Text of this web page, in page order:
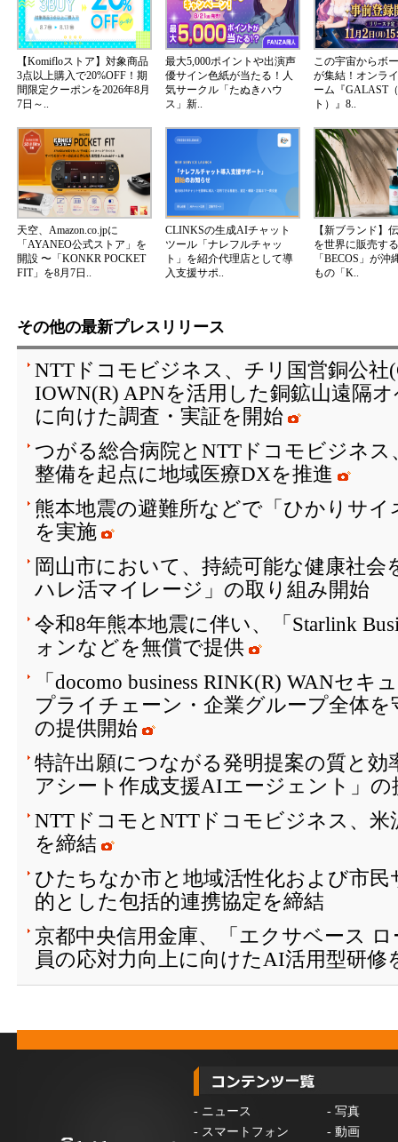
【Komifloストア】対象商品
3点以上購入で20%OFF！期
間限定クーポンを2026年8月
7日～..
最大5,000ポイントや出演声
優サイン色紙が当たる！人
気サークル「たぬきハウ
ス」新..
この宇宙からボ
が集結！オンラ
ーム『GALAST
ト）』8..
天空、Amazon.co.jpに
「AYANEO公式ストア」を
開設 〜「KONKR POCKET
FIT」を8月7日..
CLINKSの生成AIチャット
ツール「ナレフルチャッ
ト」を紹介代理店として導
入支援サポ..
【新ブランド】
を世界に販売す
「BECOS」が沖
もの「K..
その他の最新プレスリリース
NTTドコモビジネス、チリ国営銅公社
IOWN(R) APNを活用した銅鉱山遠隔
に向けた調査・実証を開始
つがる総合病院とNTTドコモビジネ
整備を起点に地域医療DXを推進
熊本地震の避難所などで「ひかりサ
を実施
岡山市において、持続可能な健康社
ハレ活マイレージ」の取り組み開始
令和8年熊本地震に伴い、「Starlink
ォンなどを無償で提供
「docomo business RINK(R) WANセ
プライチェーン・企業グループ全体を
の提供開始
特許出願につながる発明提案の質と効
アシート作成支援AIエージェント」の
NTTドコモとNTTドコモビジネス、米
を締結
ひたちなか市と地域活性化および市
的とした包括的連携協定を締結
京都中央信用金庫、「エクサベース
員の応対力向上に向けたAI活用型研修
- ニュース - 写真
- スマートフォン - 動画